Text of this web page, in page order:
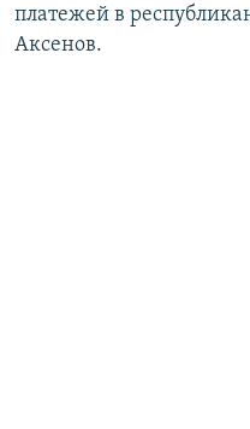
платежей в
Аксенов.